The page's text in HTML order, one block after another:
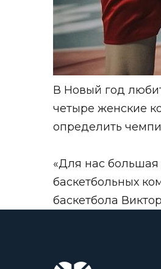
В Новый год
четыре женские
определить
«Для нас большая
баскетбольных
баскетбола